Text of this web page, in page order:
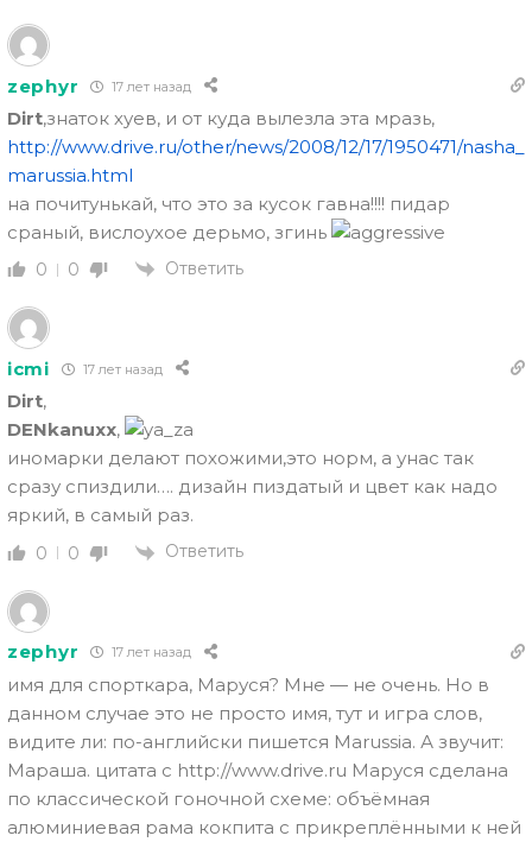
zephyr 17 лет назад
Dirt,знаток хуев, и от куда вылезла эта мразь,
http://www.drive.ru/other/news/2008/12/17/1950471/nasha_
marussia.html
на почитунькай, что это за кусок гавна!!!! пидар
сраный, вислоухое дерьмо, згинь
0 0 Ответить
icmi 17 лет назад
Dirt,
DENkanuxx,
иномарки делают похожими,это норм, а унас так
сразу спиздили…. дизайн пиздатый и цвет как надо
яркий, в самый раз.
0 0 Ответить
zephyr 17 лет назад
имя для спорткара, Маруся? Мне — не очень. Но в
данном случае это не просто имя, тут и игра слов,
видите ли: по-английски пишется Marussia. А звучит:
Мараша. цитата с http://www.drive.ru Маруся сделана
по классической гоночной схеме: объёмная
алюминиевая рама кокпита с прикреплёнными к ней